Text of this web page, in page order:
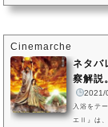
Cinemarche
ネタバ
察解説
2021/
入浴をテ
エⅡ』は、